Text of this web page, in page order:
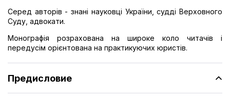
Серед авторів - знані науковці України, судді Верховного
Суду, адвокати.
Монографія розрахована на широке коло читачів і
передусім орієнтована на практикуючих юристів.
Предисловие